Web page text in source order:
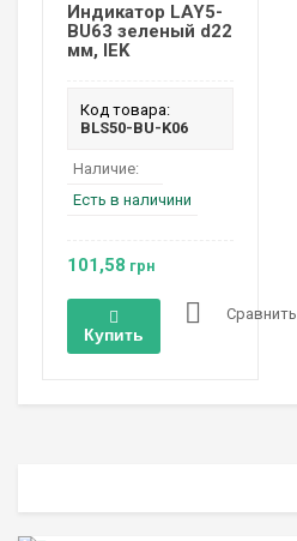
Индикатор LAY5-
BU63 зеленый d22
мм, IEK
Код товара:
BLS50-BU-K06
Наличие:
Есть в наличини
101,58 грн
Купить
Сравнить